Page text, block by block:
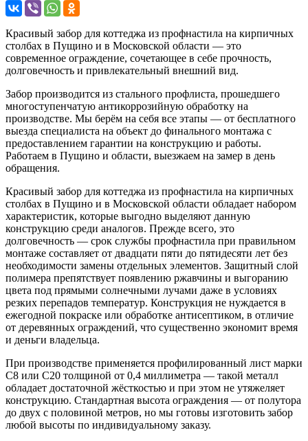
Красивый забор для коттеджа из профнастила на кирпичных
столбах в Пущино и в Московской области — это
современное ограждение, сочетающее в себе прочность,
долговечность и привлекательный внешний вид.
Забор производится из стального профлиста, прошедшего
многоступенчатую антикоррозийную обработку на
производстве. Мы берём на себя все этапы — от бесплатного
выезда специалиста на объект до финального монтажа с
предоставлением гарантии на конструкцию и работы.
Работаем в Пущино и области, выезжаем на замер в день
обращения.
Красивый забор для коттеджа из профнастила на кирпичных
столбах в Пущино и в Московской области обладает набором
характеристик, которые выгодно выделяют данную
конструкцию среди аналогов. Прежде всего, это
долговечность — срок службы профнастила при правильном
монтаже составляет от двадцати пяти до пятидесяти лет без
необходимости замены отдельных элементов. Защитный слой
полимера препятствует появлению ржавчины и выгоранию
цвета под прямыми солнечными лучами даже в условиях
резких перепадов температур. Конструкция не нуждается в
ежегодной покраске или обработке антисептиком, в отличие
от деревянных ограждений, что существенно экономит время
и деньги владельца.
При производстве применяется профилированный лист марки
С8 или С20 толщиной от 0,4 миллиметра — такой металл
обладает достаточной жёсткостью и при этом не утяжеляет
конструкцию. Стандартная высота ограждения — от полутора
до двух с половиной метров, но мы готовы изготовить забор
любой высоты по индивидуальному заказу.